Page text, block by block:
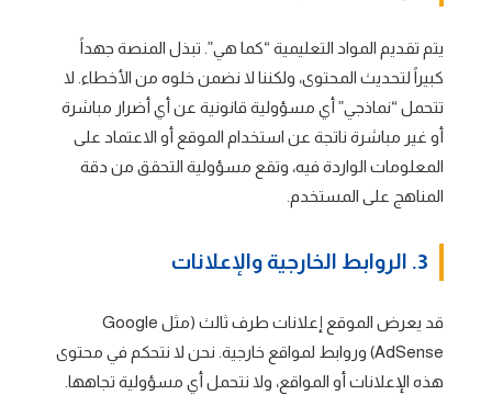
يتم تقديم المواد التعليمية “كما هي”. تبذل المنصة جهداً
كبيراً لتحديث المحتوى، ولكننا لا نضمن خلوه من الأخطاء. لا
تتحمل “نماذجي” أي مسؤولية قانونية عن أي أضرار مباشرة
أو غير مباشرة ناتجة عن استخدام الموقع أو الاعتماد على
المعلومات الواردة فيه، وتقع مسؤولية التحقق من دقة
المناهج على المستخدم.
3. الروابط الخارجية والإعلانات
قد يعرض الموقع إعلانات طرف ثالث (مثل Google
AdSense) وروابط لمواقع خارجية. نحن لا نتحكم في محتوى
هذه الإعلانات أو المواقع، ولا نتحمل أي مسؤولية تجاهها.